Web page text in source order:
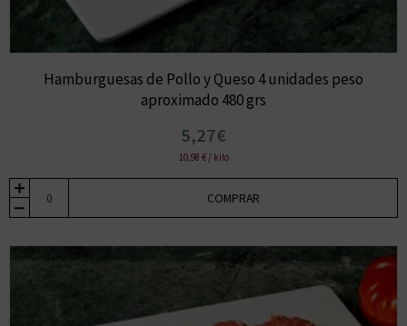
Hamburguesas de Pollo y Queso 4 unidades peso
aproximado 480 grs
5,27€
10,98 € / kilo
COMPRAR